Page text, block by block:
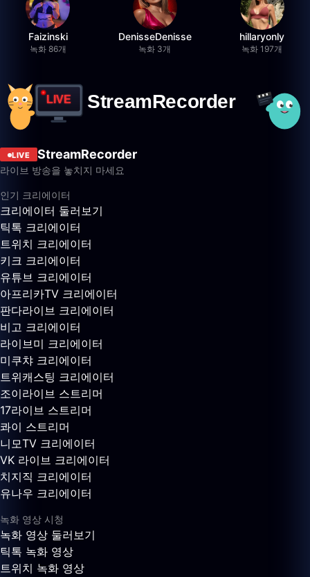
Faizinski
녹화 86개
DenisseDenisse
녹화 3개
hillaryonly
녹화 197개
LIVE StreamRecorder
라이브 방송을 놓치지 마세요
인기 크리에이터
크리에이터 둘러보기
틱톡 크리에이터
트위치 크리에이터
키크 크리에이터
유튜브 크리에이터
아프리카TV 크리에이터
판다라이브 크리에이터
비고 크리에이터
라이브미 크리에이터
미쿠챠 크리에이터
트위캐스팅 크리에이터
조이라이브 스트리머
17라이브 스트리머
콰이 스트리머
니모TV 크리에이터
VK 라이브 크리에이터
치지직 크리에이터
유나우 크리에이터
녹화 영상 시청
녹화 영상 둘러보기
틱톡 녹화 영상
트위치 녹화 영상